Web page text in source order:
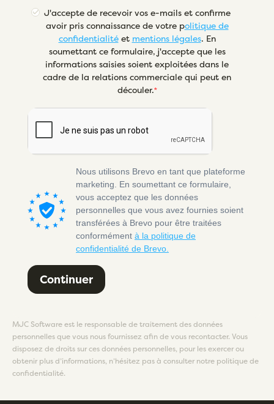
J'accepte de recevoir vos e-mails et confirme
avoir pris connaissance de votre politique de
confidentialitéet mentions légales. En
soumettant ce formulaire, j'accepte que les
informations saisies soient exploitées dans le
cadre de la relations commerciale qui peut en
découler.
Nous utilisons Brevo en tant que plateforme
marketing. En soumettant ce formulaire,
vous acceptez que les données
personnelles que vous avez fournies soient
transférées à Brevo pour être traitées
conformément à la politique de
confidentialité de Brevo.
Continuer
MJC Software est le responsable de traitement des données
personnelles que vous nous fournissez afin de vous recontacter. Vous
disposez de droits sur ces données personnelles, pour les exercer ou
obtenir plus d’informations, n’hésitez pas à consulter notre politique de
confidentialité.